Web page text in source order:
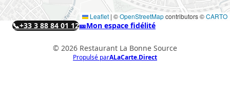
Leaflet | ©OpenStreetMapcontributors ©CARTO
📞+33 3 88 84 01 12🎫Mon espace fidélité
© 2026 Restaurant La Bonne Source
Propulsé parALaCarte.Direct